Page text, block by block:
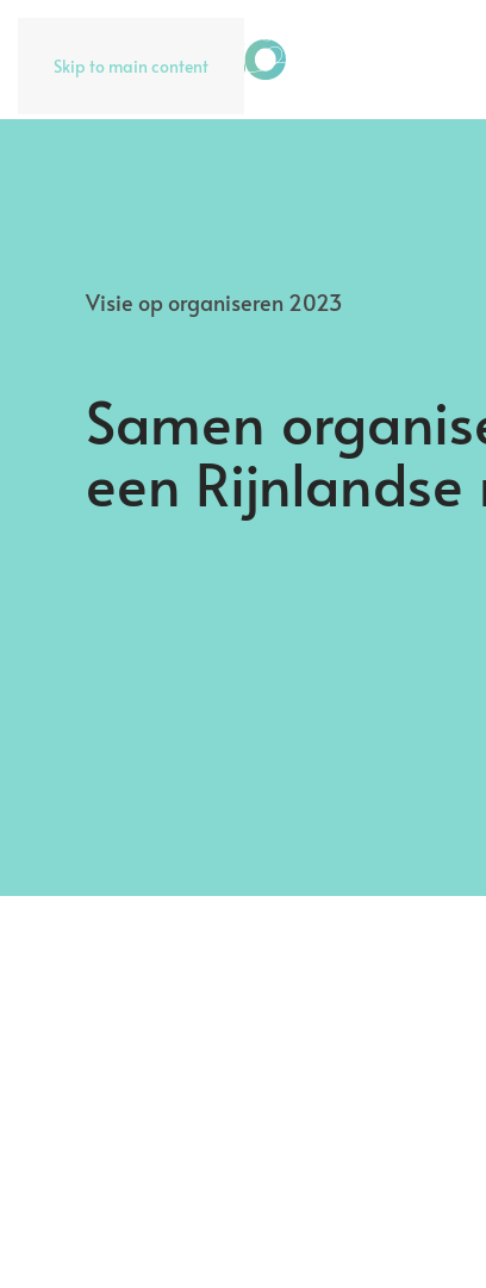
Skip to main content
Visie op organiseren 2023
Samen
een